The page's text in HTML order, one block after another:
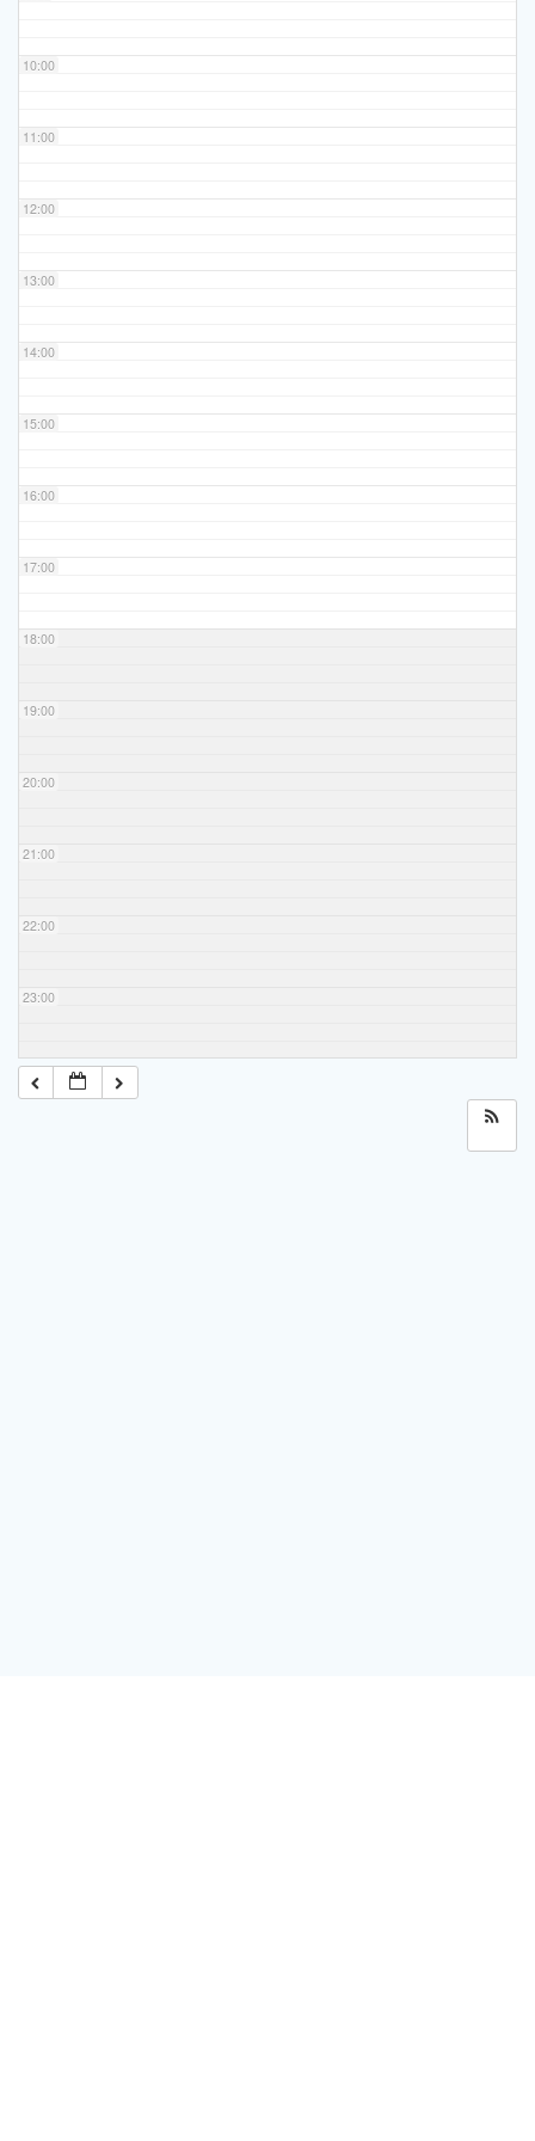
10:00
11:00
12:00
13:00
14:00
15:00
16:00
17:00
18:00
19:00
20:00
21:00
22:00
23:00